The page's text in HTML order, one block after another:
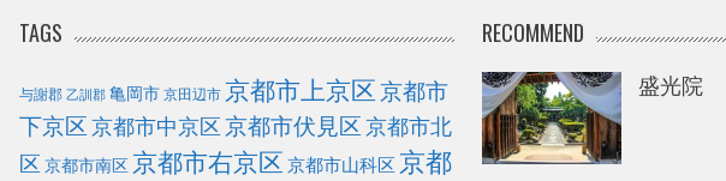
TAGS
与謝郡 乙訓郡 亀岡市 京田辺市 京都市上京区京都市
下京区京都市中京区京都市伏見区京都市北
区 京都市南区 京都市右京区 京都市山科区 京都
RECOMMEND
盛光院